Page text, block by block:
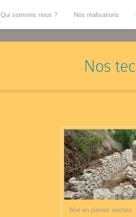
Qui sommes nous ? Nos réalisations
Mur en pierres sèches